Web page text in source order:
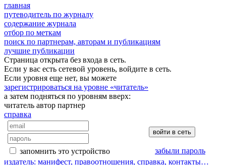
главная
путеводитель по журналу
содержание журнала
отбор по меткам
поиск по партнерам, авторам и публикациям
лучшие публикации
Страница открыта без входа в сеть.
Если у вас есть сетевой уровень, войдите в сеть.
Если уровня еще нет, вы можете
зарегистрироваться на уровне «читатель»
а затем подняться по уровням вверх:
читатель автор партнер
справка
запомнить это устройство
забыли пароль
издатель: манифест, правоотношения, справка, контакты…